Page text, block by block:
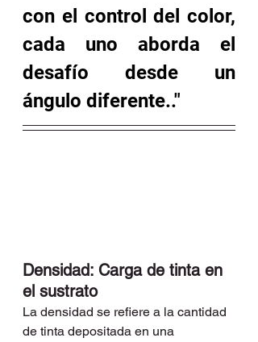
con el control del color,
cada uno aborda el
desafío desde un
ángulo diferente.."
Densidad: Carga de tinta en
el sustrato
La densidad se refiere a la cantidad
de tinta depositada en una